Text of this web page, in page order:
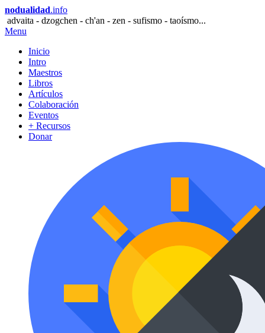
nodualidad.info
advaita - dzogchen - ch'an - zen - sufismo - taoísmo...
Menu
Inicio
Intro
Maestros
Libros
Artículos
Colaboración
Eventos
+ Recursos
Donar